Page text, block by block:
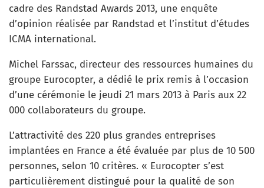
cadre des Randstad Awards 2013, une enquête
d’opinion réalisée par Randstad et l’institut d’études
ICMA international.
Michel Farssac, directeur des ressources humaines du
groupe Eurocopter, a dédié le prix remis à l’occasion
d’une cérémonie le jeudi 21 mars 2013 à Paris aux 22
000 collaborateurs du groupe.
L’attractivité des 220 plus grandes entreprises
implantées en France a été évaluée par plus de 10 500
personnes, selon 10 critères. « Eurocopter s’est
particulièrement distingué pour la qualité de son